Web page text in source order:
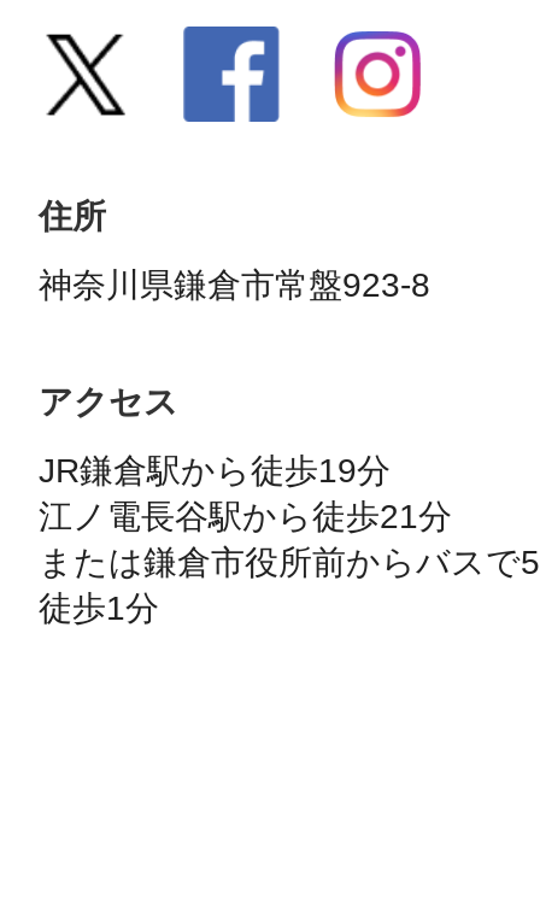
住所
神奈川県鎌倉市常盤923-8
アクセス
JR鎌倉駅から徒歩19分
江ノ電長谷駅から徒歩21分
または鎌倉市役所前からバスで